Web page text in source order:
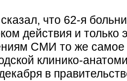
что 62-я
действия и только
СМИ то же
клинико-
в